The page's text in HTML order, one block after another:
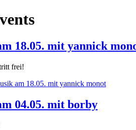
18.05. mit yannick
frei!
am 18.05. mit yannick monot
04.05. mit borby